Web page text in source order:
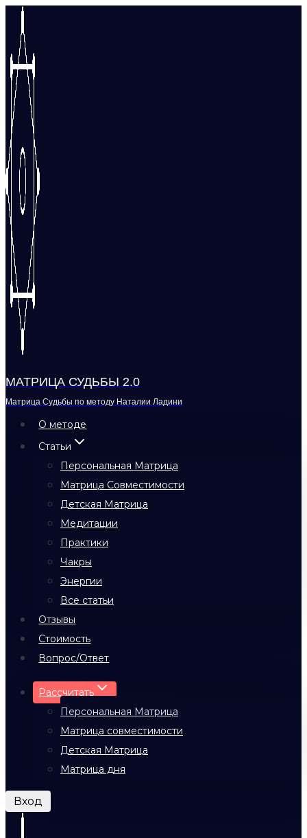
Перейти
содержимому
МАТРИЦА СУДЬБЫ 2.0
Матрица Судьбы по методу Наталии Ладини
О методе
Статьи
Персональная Матрица
Матрица Совместимости
Детская Матрица
Медитации
Практики
Чакры
Энергии
Все статьи
Отзывы
Стоимость
Вопрос/Ответ
Рассчитать
Персональная Матрица
Матрица совместимости
Детская Матрица
Матрица дня
Вход